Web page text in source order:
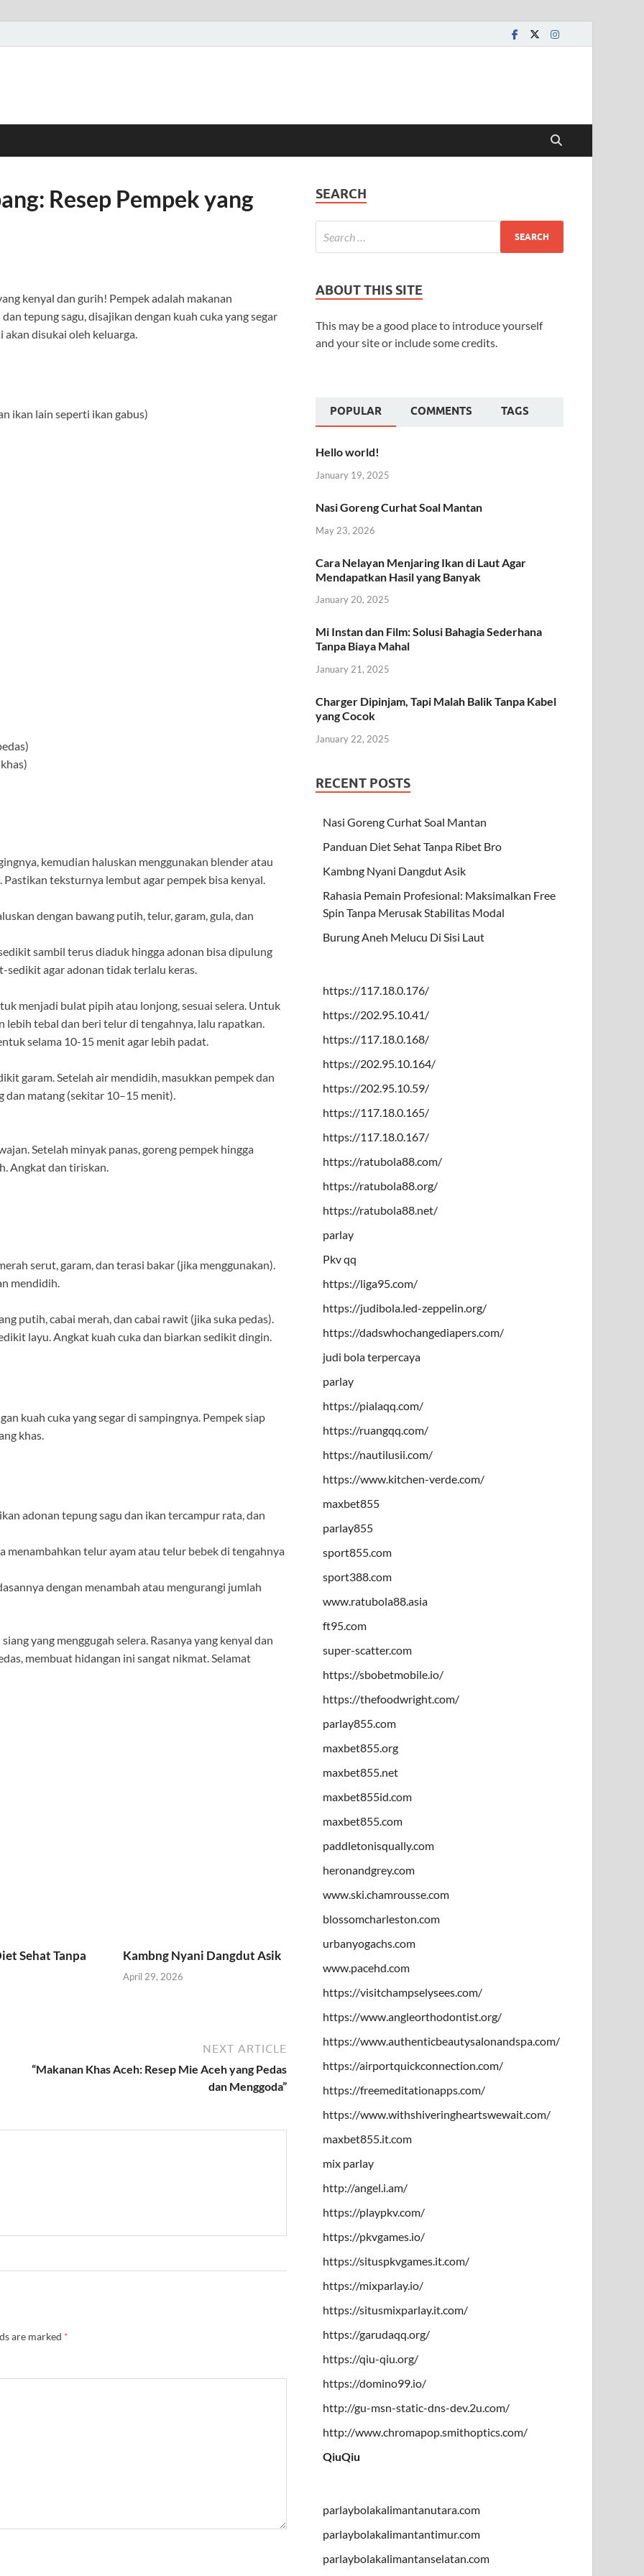
Resep Pempek yang
kenyal dan gurih! Pempek adalah makanan
tepung sagu, disajikan dengan kuah cuka yang segar
disukai oleh keluarga.
ikan lain seperti ikan gabus)
kemudian haluskan menggunakan blender atau
teksturnya lembut agar pempek bisa kenyal.
dengan bawang putih, telur, garam, gula, dan
sambil terus diaduk hingga adonan bisa dipulung
sedikit agar adonan tidak terlalu keras.
menjadi bulat pipih atau lonjong, sesuai selera. Untuk
lebih tebal dan beri telur di tengahnya, lalu rapatkan.
selama 10-15 menit agar lebih padat.
garam. Setelah air mendidih, masukkan pempek dan
dan matang (sekitar 10–15 menit).
Setelah minyak panas, goreng pempek hingga
Angkat dan tiriskan.
serut, garam, dan terasi bakar (jika menggunakan).
mendidih.
putih, cabai merah, dan cabai rawit (jika suka pedas).
layu. Angkat kuah cuka dan biarkan sedikit dingin.
kuah cuka yang segar di sampingnya. Pempek siap
khas.
adonan tepung sagu dan ikan tercampur rata, dan
menambahkan telur ayam atau telur bebek di tengahnya
dengan menambah atau mengurangi jumlah
yang menggugah selera. Rasanya yang kenyal dan
membuat hidangan ini sangat nikmat. Selamat
Sehat Tanpa Kambng Nyani Dangdut Asik
April 29, 2026
NEXT ARTICLE
“Makanan Khas Aceh: Resep Mie Aceh yang Pedas
dan Menggoda”
are marked *
SEARCH
ABOUT THIS SITE
This may be a good place to introduce yourself
and your site or include some credits.
POPULAR COMMENTS TAGS
Hello world!
January 19, 2025
Nasi Goreng Curhat Soal Mantan
May 23, 2026
Cara Nelayan Menjaring Ikan di Laut Agar
Mendapatkan Hasil yang Banyak
January 20, 2025
Mi Instan dan Film: Solusi Bahagia Sederhana
Tanpa Biaya Mahal
January 21, 2025
Charger Dipinjam, Tapi Malah Balik Tanpa Kabel
yang Cocok
January 22, 2025
RECENT POSTS
Nasi Goreng Curhat Soal Mantan
Panduan Diet Sehat Tanpa Ribet Bro
Kambng Nyani Dangdut Asik
Rahasia Pemain Profesional: Maksimalkan Free
Spin Tanpa Merusak Stabilitas Modal
Burung Aneh Melucu Di Sisi Laut
https://117.18.0.176/
https://202.95.10.41/
https://117.18.0.168/
https://202.95.10.164/
https://202.95.10.59/
https://117.18.0.165/
https://117.18.0.167/
https://ratubola88.com/
https://ratubola88.org/
https://ratubola88.net/
parlay
Pkv qq
https://liga95.com/
https://judibola.led-zeppelin.org/
https://dadswhochangediapers.com/
judi bola terpercaya
parlay
https://pialaqq.com/
https://ruangqq.com/
https://nautilusii.com/
https://www.kitchen-verde.com/
maxbet855
parlay855
sport855.com
sport388.com
www.ratubola88.asia
ft95.com
super-scatter.com
https://sbobetmobile.io/
https://thefoodwright.com/
parlay855.com
maxbet855.org
maxbet855.net
maxbet855id.com
maxbet855.com
paddletonisqually.com
heronandgrey.com
www.ski.chamrousse.com
blossomcharleston.com
urbanyogachs.com
www.pacehd.com
https://visitchampselysees.com/
https://www.angleorthodontist.org/
https://www.authenticbeautysalonandspa.com/
https://airportquickconnection.com/
https://freemeditationapps.com/
https://www.withshiveringheartswewait.com/
maxbet855.it.com
mix parlay
http://angel.i.am/
https://playpkv.com/
https://pkvgames.io/
https://situspkvgames.it.com/
https://mixparlay.io/
https://situsmixparlay.it.com/
https://garudaqq.org/
https://qiu-qiu.org/
https://domino99.io/
http://gu-msn-static-dns-dev.2u.com/
http://www.chromapop.smithoptics.com/
QiuQiu
parlaybolakalimantanutara.com
parlaybolakalimantantimur.com
parlaybolakalimantanselatan.com